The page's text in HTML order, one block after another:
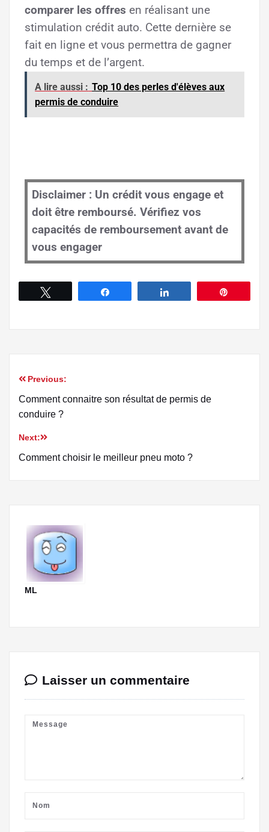
comparer les offres en réalisant une
stimulation crédit auto. Cette dernière se
fait en ligne et vous permettra de gagner
du temps et de l’argent.
A lire aussi : Top 10 des perles d'élèves aux
permis de conduire
Disclaimer : Un crédit vous engage et
doit être remboursé. Vérifiez vos
capacités de remboursement avant de
vous engager
Previous:
Comment connaitre son résultat de permis de
conduire ?
Next:
Comment choisir le meilleur pneu moto ?
ML
Laisser un commentaire